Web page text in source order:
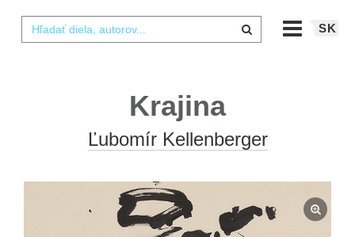
SK
Krajina
Ľubomír Kellenberger